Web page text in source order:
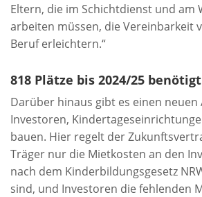
Eltern, die im Schichtdienst und am
arbeiten müssen, die Vereinbarkeit
Beruf erleichtern.“
818 Plätze bis 2024/25 benötigt
Darüber hinaus gibt es einen neuen
Investoren,
bauen. Hier regelt der
Träger nur die Mietkosten an den
nach dem Kinderbildungsgesetz
sind, und Investoren die fehlenden